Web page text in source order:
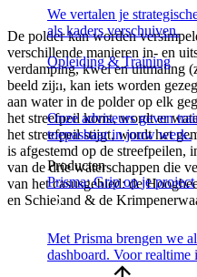
We vertalen je
als kaders verschuiven.
Opleiding & Training
Onze adviseurs geven
toepasbaar in jouw werk.
Producten
Prisma: Grip op je project
Met Prisma brengen we
dashboard. Voor realtime
De polder kan worden
verschillende manieren in- en
verdamping, kwel en uitmaling
beeld zijn, kan iets worden
aan water in de polder op elk
het streefpeil komt, wordt er
het streefpeil stijgt, wordt het
is afgestemd op de streefpeilen,
van de drie waterschappen die
van het casusgebied: de
en Schieland & de